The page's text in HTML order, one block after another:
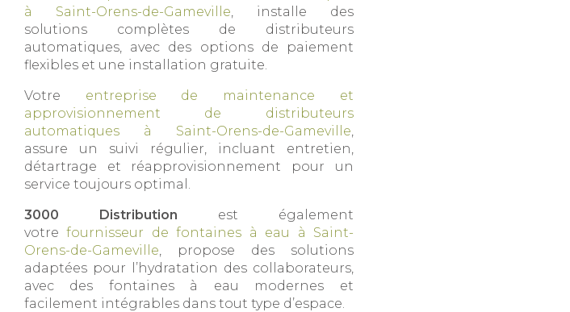
à Saint-Orens-de-Gameville , installe des
solutions complètes de distributeurs
automatiques, avec des options de paiement
flexibles et une installation gratuite.
Votre entreprise de maintenance et
approvisionnement de distributeurs
automatiques à Saint-Orens-de-Gameville
assure un suivi régulier, incluant entretien,
détartrage et réapprovisionnement pour un
service toujours optimal.
3000 Distribution est également
votrefournisseur de fontaines à eau à Saint-
Orens-de-Gameville , propose des solutions
adaptées pour l’hydratation des collaborateurs,
avec des fontaines à eau modernes et
facilement intégrables dans tout type d’espace.